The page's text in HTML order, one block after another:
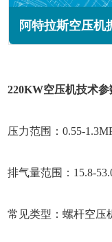
220KW空压机技术参
压力范围：0.55-
排气量范围：15.8-
常见类型：螺杆空压